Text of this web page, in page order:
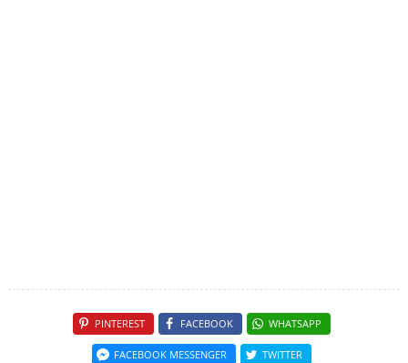
PINTEREST FACEBOOK WHATSAPP
FACEBOOK MESSENGER TWITTER